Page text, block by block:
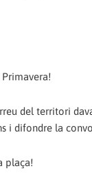
del territori
i difondre la
plaça!